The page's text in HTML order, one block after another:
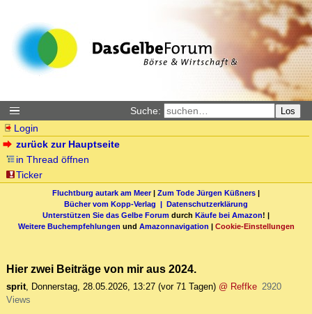
Suche: Los
Login
zurück zur Hauptseite
in Thread öffnen
Ticker
Fluchtburg autark am Meer| Zum Tode Jürgen Küßners |
Bücher vom Kopp-Verlag | Datenschutzerklärung
Unterstützen Sie das Gelbe Forum durch Käufe bei Amazon! |
Weitere Buchempfehlungen und Amazonnavigation | Cookie-Einstellungen
Hier zwei Beiträge von mir aus 2024.
sprit, Donnerstag, 28.05.2026, 13:27 (vor 71 Tagen) @ Reffke 2920
Views